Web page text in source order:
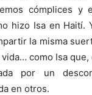
cómplices y
hizo Isa en Haití.
la misma
como Isa que,
por un
en otros.